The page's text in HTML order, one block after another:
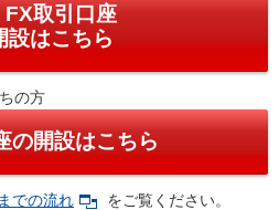
FX取引口座
設はこちら
の方
の開設はこちら
での流れ をご覧ください。